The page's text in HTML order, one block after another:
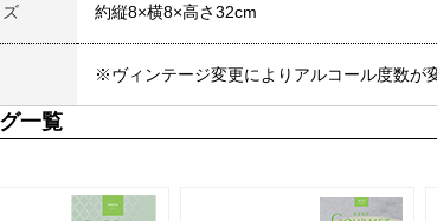
約縦8×横8×高さ32cm
※ヴィンテージ変更によりアルコール度数が
一覧